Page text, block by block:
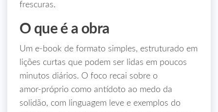
frescuras.
O que é a obra
Um e‑book de formato simples, estruturado em
lições curtas que podem ser lidas em poucos
minutos diários. O foco recai sobre o
amor‑próprio como antídoto ao medo da
solidão, com linguagem leve e exemplos do